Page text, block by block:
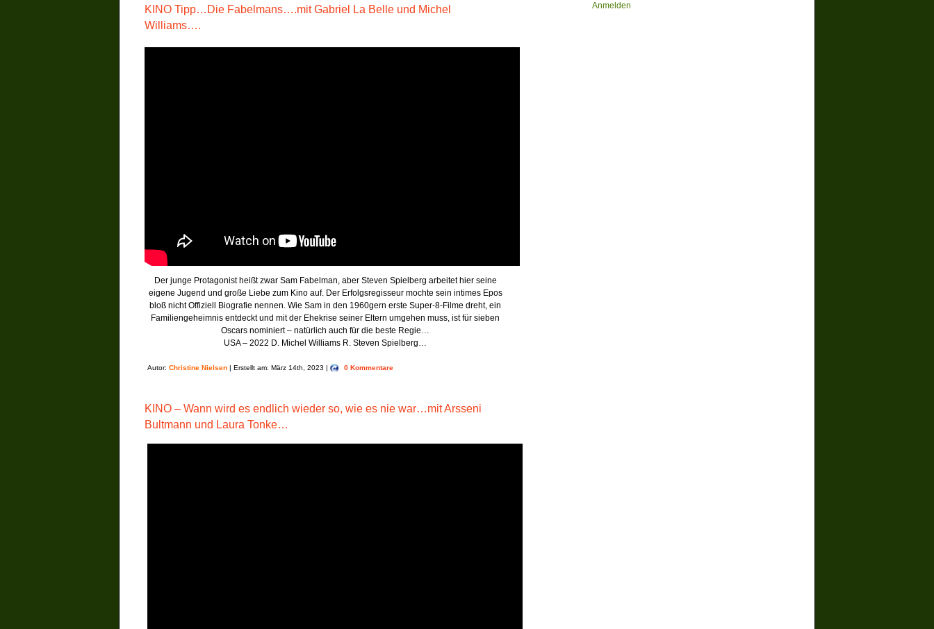
KINO Tipp…Die Fabelmans….mit Gabriel La Belle und Michel
Williams….
Der junge Protagonist heißt zwar Sam Fabelman, aber Steven Spielberg arbeitet hier seine
eigene Jugend und große Liebe zum Kino auf. Der Erfolgsregisseur mochte sein intimes Epos
bloß nicht Offiziell Biografie nennen. Wie Sam in den 1960gern erste Super-8-Filme dreht, ein
Familiengeheimnis entdeckt und mit der Ehekrise seiner Eltern umgehen muss, ist für sieben
Oscars nominiert – natürlich auch für die beste Regie…
USA – 2022 D. Michel Williams R. Steven Spielberg…
Autor: Christine Nielsen | Erstellt am: März 14th, 2023 | 0 Kommentare
KINO – Wann wird es endlich wieder so, wie es nie war…mit Arsseni
Bultmann und Laura Tonke…
Anmelden